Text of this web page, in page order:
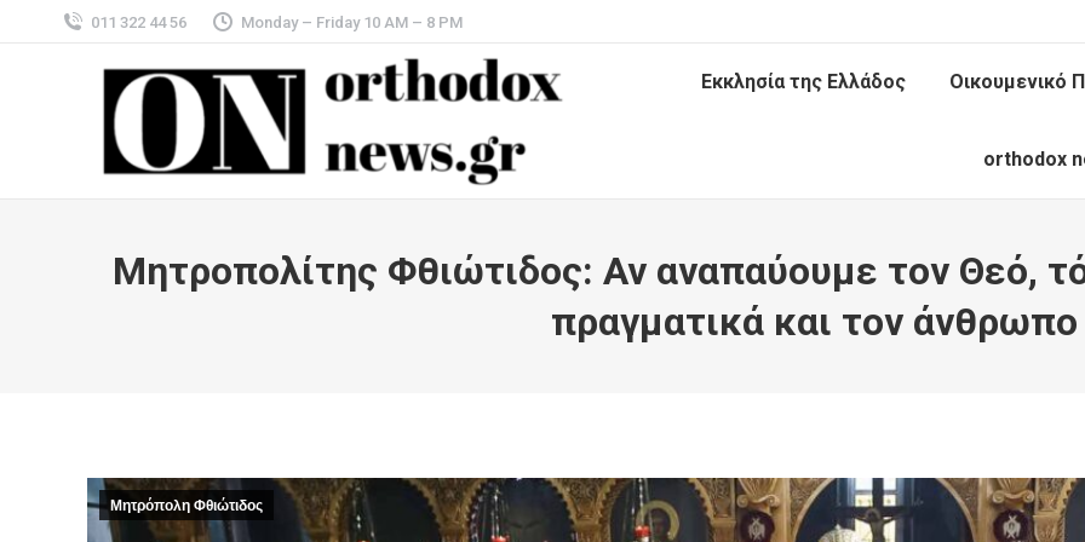
011 322 44 56 Monday – Friday 10 AM – 8 PM
Εκκλησία της Ελλάδος Οικουμενικό
orthodox
Μητροπολίτης Φθιώτιδος: Αν αναπαύουμε τον Θεό,
πραγματικά και τον άνθρωπο
Μητρόπολη Φθιώτιδος